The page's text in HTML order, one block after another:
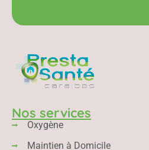
Nos services
Oxygène
Maintien à Domicile